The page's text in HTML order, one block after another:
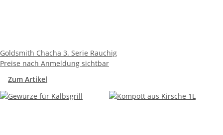
Goldsmith Chacha 3. Serie Rauchig
Preise nach Anmeldung sichtbar
Zum Artikel